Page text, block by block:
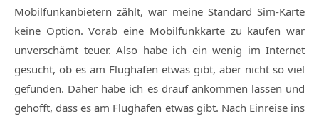
Mobilfunkanbietern zählt, war meine Standard Sim-Karte
keine Option. Vorab eine Mobilfunkkarte zu kaufen war
unverschämt teuer. Also habe ich ein wenig im Internet
gesucht, ob es am Flughafen etwas gibt, aber nicht so viel
gefunden. Daher habe ich es drauf ankommen lassen und
gehofft, dass es am Flughafen etwas gibt. Nach Einreise ins